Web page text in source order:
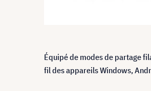
Équipé de modes de partage
fil des appareils Windows,